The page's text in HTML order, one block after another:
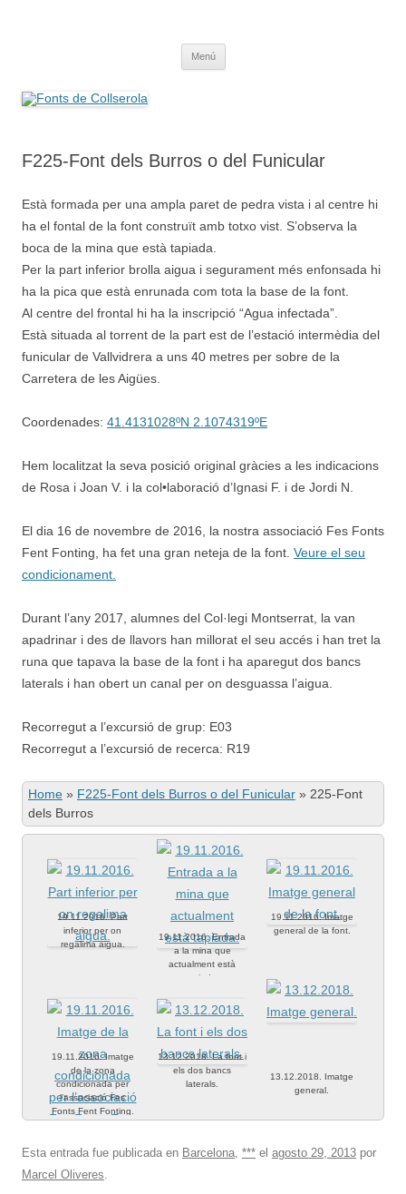
Menú
F225-Font dels Burros o del Funicular
Està formada per una ampla paret de pedra vista i al centre hi
ha el fontal de la font construït amb totxo vist. S’observa la
boca de la mina que està tapiada.
Per la part inferior brolla aigua i segurament més enfonsada hi
ha la pica que està enrunada com tota la base de la font.
Al centre del frontal hi ha la inscripció “Agua infectada”.
Està situada al torrent de la part est de l’estació intermèdia del
funicular de Vallvidrera a uns 40 metres per sobre de la
Carretera de les Aigües.
Coordenades: 41.4131028ºN 2.1074319ºE
Hem localitzat la seva posició original gràcies a les indicacions
de Rosa i Joan V. i la col•laboració d’Ignasi F. i de Jordi N.
El dia 16 de novembre de 2016, la nostra associació Fes Fonts
Fent Fonting, ha fet una gran neteja de la font. Veure el seu
condicionament.
Durant l’any 2017, alumnes del Col·legi Montserrat, la van
apadrinar i des de llavors han millorat el seu accés i han tret la
runa que tapava la base de la font i ha aparegut dos bancs
laterals i han obert un canal per on desguassa l’aigua.
Recorregut a l’excursió de grup: E03
Recorregut a l’excursió de recerca: R19
Home » F225-Font dels Burros o del Funicular » 225-Font
dels Burros
19.11.2016. Part
inferior per on
regalima aigua.
19.11.2016. Entrada
a la mina que
actualment està
tapiada.
19.11.2016. Imatge
general de la font.
19.11.2016. Imatge
de la zona
condicionada per
l’associació Fes
Fonts Fent Fonting.
13.12.2018. La font i
els dos bancs
laterals.
13.12.2018. Imatge
general.
Esta entrada fue publicada en Barcelona, *** el agosto 29, 2013 por
Marcel Oliveres.